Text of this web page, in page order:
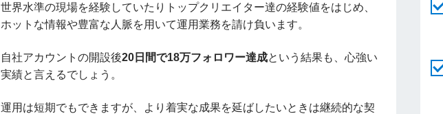
世界水準の現場を経験していたりトップクリエイター達の経験値をはじめ、
ホットな情報や豊富な人脈を用いて運用業務を請け負います。
自社アカウントの開設後20日間で18万フォロワー達成という結果も、心強い
実績と言えるでしょう。
運用は短期でもできますが、より着実な成果を延ばしたいときは継続的な契